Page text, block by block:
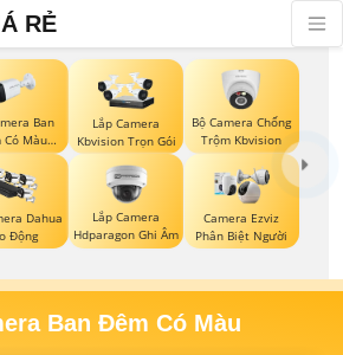
RẺ
Ban
Có Màu
Lắp Camera
Kbvision Trọn Gói
Bộ Camera Chống
Trộm Kbvision
Dahua
Động
Lắp Camera
Hdparagon Ghi Âm
Camera Ezviz
Phân Biệt Người
Ban Đêm Có Màu